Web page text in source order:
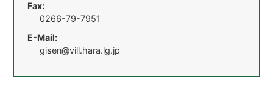
Fax:
0266-79-7951
E-Mail:
gisen@vill.hara.lg.jp